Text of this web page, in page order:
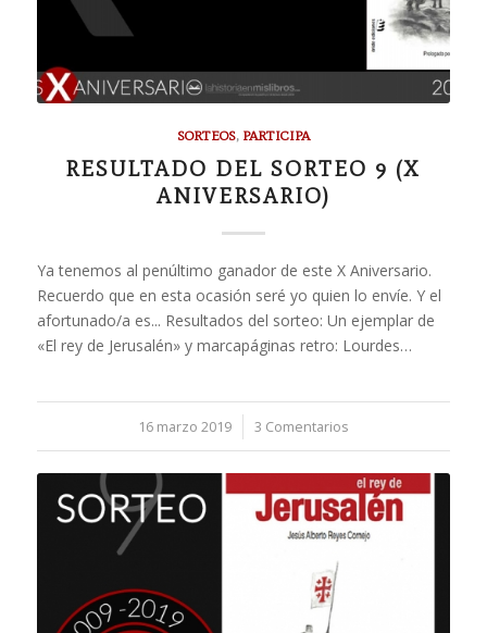
SORTEOS, PARTICIPA
RESULTADO DEL SORTEO 9 (X
ANIVERSARIO)
Ya tenemos al penúltimo ganador de este X Aniversario.
Recuerdo que en esta ocasión seré yo quien lo envíe. Y el
afortunado/a es... Resultados del sorteo: Un ejemplar de
«El rey de Jerusalén» y marcapáginas retro: Lourdes…
16 marzo 2019
/ 3 Comentarios